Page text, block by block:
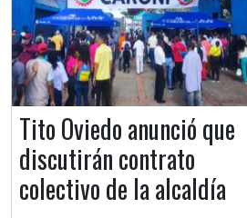
Tito Oviedo anunció que
discutirán contrato
colectivo de la alcaldía